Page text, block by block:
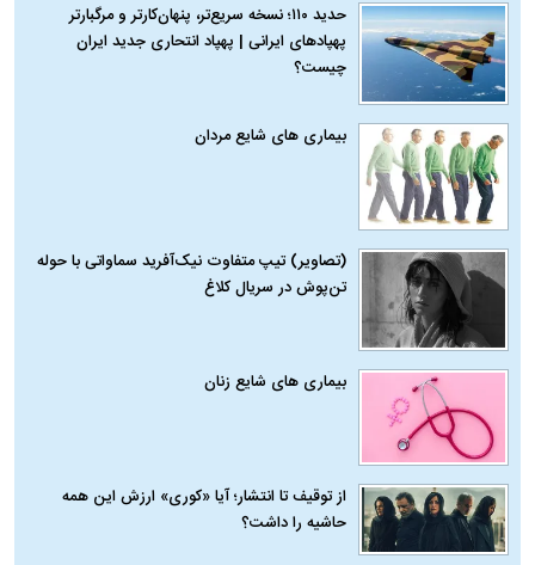
حدید ۱۱۰؛ نسخه سریع‌تر، پنهان‌کارتر و مرگبارتر
پهپادهای ایرانی | پهپاد انتحاری جدید ایران
چیست؟
بیماری‌ های شایع مردان
(تصاویر) تیپ متفاوت نیک‌آفرید سماواتی با حوله
تن‌پوش در سریال کلاغ
بیماری‌ های شایع زنان
از توقیف تا انتشار؛ آیا «کوری» ارزش این همه
حاشیه را داشت؟